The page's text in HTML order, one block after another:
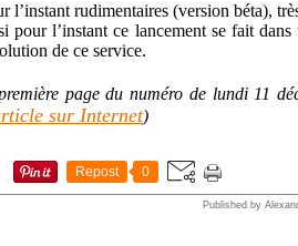
l’instant rudimentaires (version béta),
pour l’instant ce lancement se fait
de ce service.
page du numéro de lundi 11
sur Internet)
Repost 0
Published by